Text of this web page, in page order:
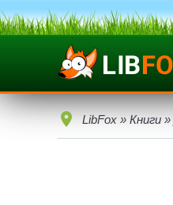
LibFox » Книги »